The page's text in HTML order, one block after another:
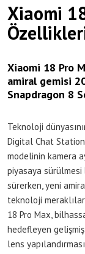
Xiaomi
Özellikleri
Xiaomi 18 Pro
amiral gemisi
Snapdragon 8
Teknoloji
Digital Chat
modelinin kamera
piyasaya sürülmesi
sürerken, yeni
teknoloji
18 Pro Max,
hedefleyen
lens